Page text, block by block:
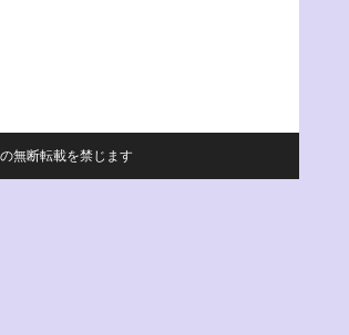
無断転載を禁じます